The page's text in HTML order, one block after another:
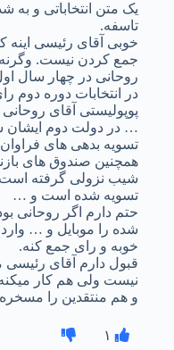
یک متن انتخاباتی و به
تاسفه.
خوبی آقای رئیسی اینه
جمع کردن نیست. وگرنه
روحانی در چهار سال
در انتخابات دوره
پوپولیستی آقای
… در دولت دوم
تسویه بدهی های
همچنین صندوق های
شیب نزولی گرفته
تسویه شده است و …
حتم دارم اگر روحانی
شده را موبایل و …
خوبه و رای جمع کنه.
قبول دارم آقای
نیست ولی هم کار
و هم منتقدین را مسخره
۱